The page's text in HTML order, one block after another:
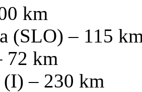
km
(SLO) – 115
72 km
(I) – 230 km